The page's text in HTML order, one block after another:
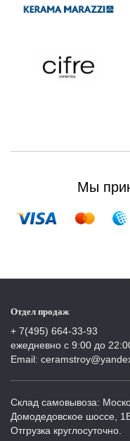
Мы
Отдел продаж
+ 7(495) 664-33-93
ежедневно с 9:00 до
Email:
Склад самовывоза:
Домодедовское шоссе,
Отгрузка круглосуточно.